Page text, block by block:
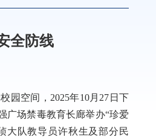
全防线
园空间，2025年10月27日下
广场禁毒教育长廊举办“珍爱
队教导员许秋生及部分民